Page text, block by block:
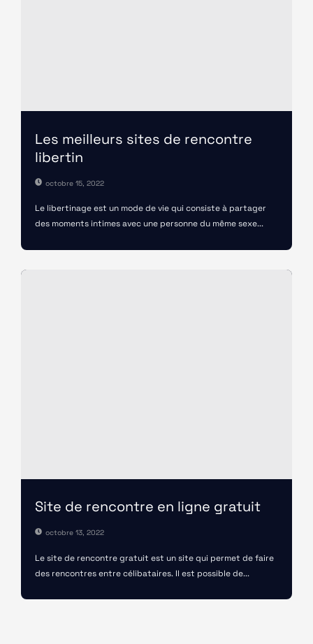
Les meilleurs sites de rencontre
libertin
octobre 15, 2022
Le libertinage est un mode de vie qui consiste à partager
des moments intimes avec une personne du même sexe...
Site de rencontre en ligne gratuit
octobre 13, 2022
Le site de rencontre gratuit est un site qui permet de faire
des rencontres entre célibataires. Il est possible de...